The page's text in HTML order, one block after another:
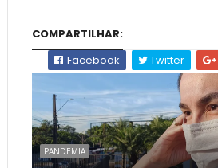
COMPARTILHAR:
Facebook
Twitter
PANDEMIA